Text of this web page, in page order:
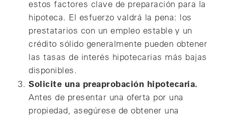
estos factores clave de preparación para la
hipoteca. El esfuerzo valdrá la pena: los
prestatarios con un empleo estable y un
crédito sólido generalmente pueden obtener
las tasas de interés hipotecarias más bajas
disponibles.
Solicite una preaprobación hipotecaria.
Antes de presentar una oferta por una
propiedad, asegúrese de obtener una